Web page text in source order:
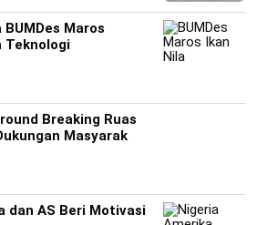
Maros
Teknologi
Breaking Ruas
Masyarak
dan AS Beri Motivasi